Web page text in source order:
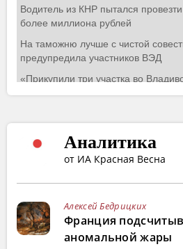
Аналитика
от ИА Красная Весна
Алексей Бедрицких
Франция
аномальной жары